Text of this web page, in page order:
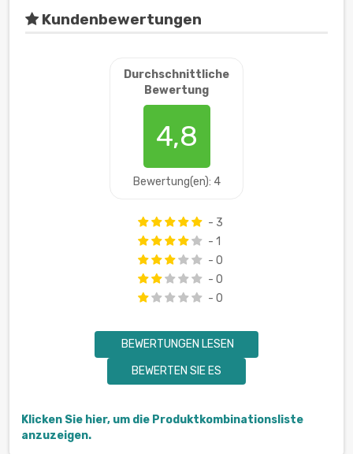
Kundenbewertungen
Durchschnittliche
Bewertung
4,8
Bewertung(en): 4
- 3
- 1
- 0
- 0
- 0
BEWERTUNGEN LESEN
BEWERTEN SIE ES
Klicken Sie hier, um die Produktkombinationsliste
anzuzeigen.